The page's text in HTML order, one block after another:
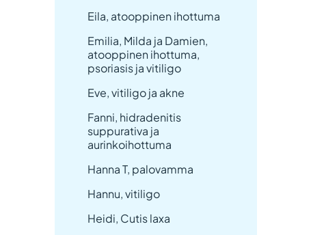
Eila, atooppinen ihottuma
Emilia, Milda ja Damien,
atooppinen ihottuma,
psoriasis ja vitiligo
Eve, vitiligo ja akne
Fanni, hidradenitis
suppurativa ja
aurinkoihottuma
Hanna T, palovamma
Hannu, vitiligo
Heidi, Cutis laxa